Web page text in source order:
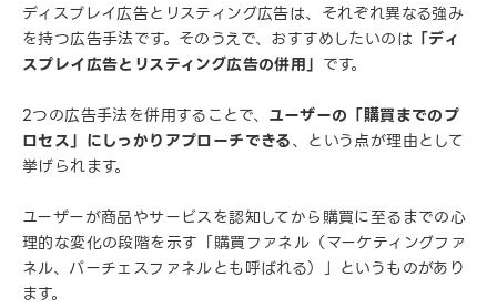
ディスプレイ広告とリスティング広告は、それぞれ異なる強み
を持つ広告手法です。そのうえで、おすすめしたいのは 「ディ
スプレイ広告とリスティング広告の併用」 です。
2つの広告手法を併用することで、 ユーザーの「購買までのプ
ロセス」にしっかりアプローチできる、という点が理由として
挙げられます。
ユーザーが商品やサービスを認知してから購買に至るまでの心
理的な変化の段階を示す「購買ファネル（マーケティングファ
ネル、パーチェスファネルとも呼ばれる）」というものがあり
ます。